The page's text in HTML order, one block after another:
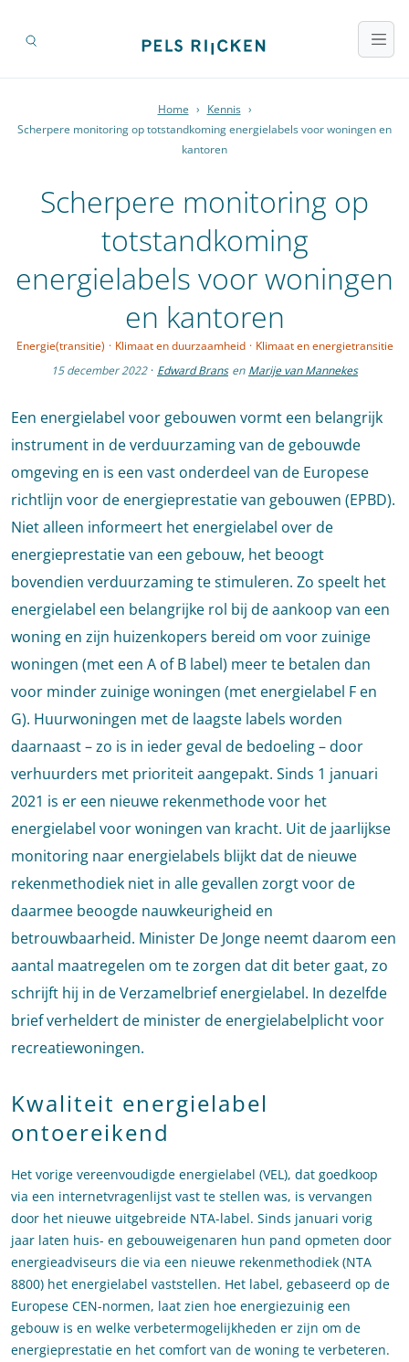
Home › Kennis ›
Scherpere monitoring op totstandkoming energielabels voor woningen en
kantoren
Scherpere monitoring op
totstandkoming
energielabels voor woningen
en kantoren
Energie(transitie) · Klimaat en duurzaamheid · Klimaat en energietransitie
15 december 2022 · Edward Brans en Marije van Mannekes
Een energielabel voor gebouwen vormt een belangrijk
instrument in de verduurzaming van de gebouwde
omgeving en is een vast onderdeel van de Europese
richtlijn voor de energieprestatie van gebouwen (EPBD).
Niet alleen informeert het energielabel over de
energieprestatie van een gebouw, het beoogt
bovendien verduurzaming te stimuleren. Zo speelt het
energielabel een belangrijke rol bij de aankoop van een
woning en zijn huizenkopers bereid om voor zuinige
woningen (met een A of B label) meer te betalen dan
voor minder zuinige woningen (met energielabel F en
G). Huurwoningen met de laagste labels worden
daarnaast – zo is in ieder geval de bedoeling – door
verhuurders met prioriteit aangepakt. Sinds 1 januari
2021 is er een nieuwe rekenmethode voor het
energielabel voor woningen van kracht. Uit de jaarlijkse
monitoring naar energielabels blijkt dat de nieuwe
rekenmethodiek niet in alle gevallen zorgt voor de
daarmee beoogde nauwkeurigheid en
betrouwbaarheid. Minister De Jonge neemt daarom een
aantal maatregelen om te zorgen dat dit beter gaat, zo
schrijft hij in de Verzamelbrief energielabel. In dezelfde
brief verheldert de minister de energielabelplicht voor
recreatiewoningen.
Kwaliteit energielabel
ontoereikend
Het vorige vereenvoudigde energielabel (VEL), dat goedkoop
via een internetvragenlijst vast te stellen was, is vervangen
door het nieuwe uitgebreide NTA-label. Sinds januari vorig
jaar laten huis- en gebouweigenaren hun pand opmeten door
energieadviseurs die via een nieuwe rekenmethodiek (NTA
8800) het energielabel vaststellen. Het label, gebaseerd op de
Europese CEN-normen, laat zien hoe energiezuinig een
gebouw is en welke verbetermogelijkheden er zijn om de
energieprestatie en het comfort van de woning te verbeteren.